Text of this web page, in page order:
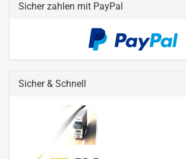
Sicher zahlen mit PayPal
Sicher & Schnell